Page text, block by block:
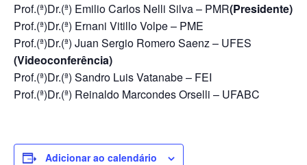
Prof.(ª)Dr.(ª) Emilio Carlos Nelli Silva – PMR(Presidente)
Prof.(ª)Dr.(ª) Ernani Vitillo Volpe – PME
Prof.(ª)Dr.(ª) Juan Sergio Romero Saenz – UFES
(Videoconferência)
Prof.(ª)Dr.(ª) Sandro Luis Vatanabe – FEI
Prof.(ª)Dr.(ª) Reinaldo Marcondes Orselli – UFABC
Adicionar ao calendário